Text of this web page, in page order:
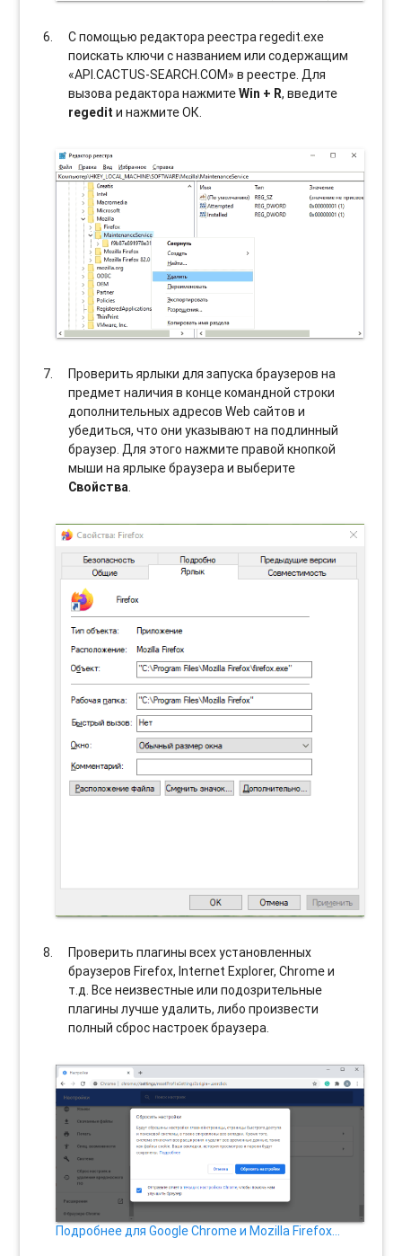
С помощью редактора реестра regedit.exe
поискать ключи с названием или содержащим
«API.CACTUS-SEARCH.COM» в реестре. Для
вызова редактора нажмитеWin + R, введите
regedit и нажмите ОК.
Проверить ярлыки для запуска браузеров на
предмет наличия в конце командной строки
дополнительных адресов Web сайтов и
убедиться, что они указывают на подлинный
браузер. Для этого нажмите правой кнопкой
мыши на ярлыке браузера и выберите
Свойства.
Проверить плагины всех установленных
браузеров Firefox, Internet Explorer, Chrome и
т.д. Все неизвестные или подозрительные
плагины лучше удалить, либо произвести
полный сброс настроек браузера.
Подробнее для Google Chrome и Mozilla Firefox…